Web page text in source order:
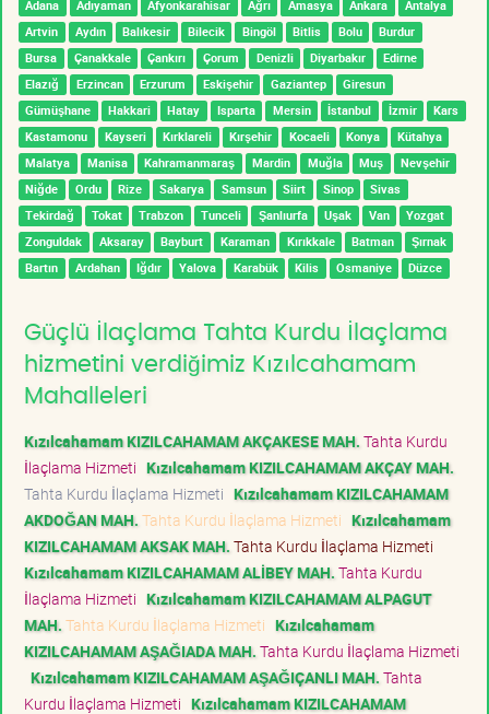
Adana Adıyaman Afyonkarahisar Ağrı Amasya Ankara
Antalya
Artvin
Aydın Balıkesir Bilecik Bingöl Bitlis Bolu
Burdur
Bursa
Çanakkale Çankırı Çorum Denizli Diyarbakır
Edirne
Elazığ
Erzincan Erzurum Eskişehir Gaziantep
Giresun
Gümüşhane
Hakkari Hatay Isparta Mersin İstanbul İzmir
Kars
Kastamonu
Kayseri Kırklareli Kırşehir Kocaeli Konya
Kütahya
Malatya
Manisa Kahramanmaraş Mardin Muğla Muş
Nevşehir
Niğde
Ordu Rize Sakarya Samsun Siirt Sinop
Sivas
Tekirdağ
Tokat Trabzon Tunceli Şanlıurfa Uşak Van
Yozgat
Zonguldak
Aksaray Bayburt Karaman Kırıkkale Batman
Şırnak
Bartın
Ardahan Iğdır Yalova Karabük Kilis Osmaniye Düzce
Güçlü İlaçlama Tahta Kurdu İlaçlama
hizmetini verdiğimiz Kızılcahamam
Mahalleleri
Kızılcahamam KIZILCAHAMAM AKÇAKESE MAH. Tahta Kurdu
İlaçlama Hizmeti Kızılcahamam KIZILCAHAMAM AKÇAY MAH.
Tahta Kurdu İlaçlama Hizmeti Kızılcahamam KIZILCAHAMAM
AKDOĞAN MAH. Tahta Kurdu İlaçlama Hizmeti Kızılcahamam
KIZILCAHAMAM AKSAK MAH. Tahta Kurdu İlaçlama Hizmeti
Kızılcahamam KIZILCAHAMAM ALİBEY MAH. Tahta Kurdu
İlaçlama Hizmeti Kızılcahamam KIZILCAHAMAM ALPAGUT
MAH. Tahta Kurdu İlaçlama Hizmeti Kızılcahamam
KIZILCAHAMAM AŞAĞIADA MAH. Tahta Kurdu İlaçlama Hizmeti
Kızılcahamam KIZILCAHAMAM AŞAĞIÇANLI MAH. Tahta
Kurdu İlaçlama Hizmeti Kızılcahamam KIZILCAHAMAM